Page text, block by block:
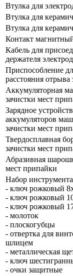
Втулка для
Втулка для
Втулка для
Контакт
Кабель для
держателя
Приспособление
расстояния отрыва
Аккумуляторная
зачистки мест
Зарядное
аккумуляторов
зачистки мест
Твердосплавная
зачистки мест
Абразивная
мест припайки
Набор
- ключ рожковый
- ключ рожковый
- ключ рожковый
- молоток
- плоскогубцы
- отвертка для
шлицем
- металлическая
- ключ
- очки защитные